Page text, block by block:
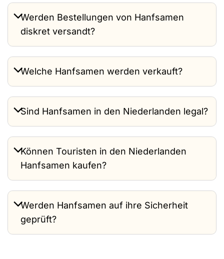
Werden Bestellungen von Hanfsamen
diskret versandt?
Welche Hanfsamen werden verkauft?
Sind Hanfsamen in den Niederlanden legal?
Können Touristen in den Niederlanden
Hanfsamen kaufen?
Werden Hanfsamen auf ihre Sicherheit
geprüft?